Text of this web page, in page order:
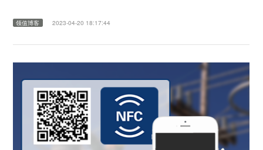
领值博客 2023-04-20 18:17:44